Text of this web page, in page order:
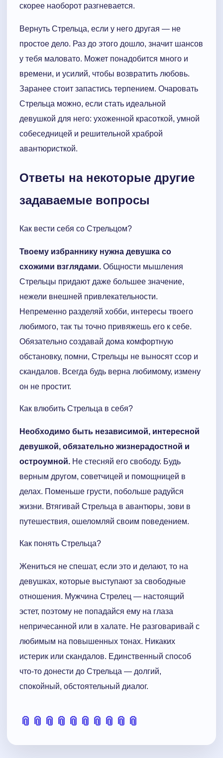
скорее наоборот разгневается.
Вернуть Стрельца, если у него другая — не
простое дело. Раз до этого дошло, значит шансов
у тебя маловато. Может понадобится много и
времени, и усилий, чтобы возвратить любовь.
Заранее стоит запастись терпением. Очаровать
Стрельца можно, если стать идеальной
девушкой для него: ухоженной красоткой, умной
собеседницей и решительной храброй
авантюристкой.
Ответы на некоторые другие
задаваемые вопросы
Как вести себя со Стрельцом?
Твоему избраннику нужна девушка со
схожими взглядами. Общности мышления
Стрельцы придают даже большее значение,
нежели внешней привлекательности.
Непременно разделяй хобби, интересы твоего
любимого, так ты точно привяжешь его к себе.
Обязательно создавай дома комфортную
обстановку, помни, Стрельцы не выносят ссор и
скандалов. Всегда будь верна любимому, измену
он не простит.
Как влюбить Стрельца в себя?
Необходимо быть независимой, интересной
девушкой, обязательно жизнерадостной и
остроумной. Не стесняй его свободу. Будь
верным другом, советчицей и помощницей в
делах. Поменьше грусти, побольше радуйся
жизни. Втягивай Стрельца в авантюры, зови в
путешествия, ошеломляй своим поведением.
Как понять Стрельца?
Жениться не спешат, если это и делают, то на
девушках, которые выступают за свободные
отношения. Мужчина Стрелец — настоящий
эстет, поэтому не попадайся ему на глаза
непричесанной или в халате. Не разговаривай с
любимым на повышенных тонах. Никаких
истерик или скандалов. Единственный способ
что-то донести до Стрельца — долгий,
спокойный, обстоятельный диалог.
📎 📎 📎 📎 📎 📎 📎 📎 📎 📎